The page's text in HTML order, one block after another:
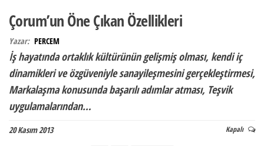
Çorum’un Öne Çıkan Özellikleri
Yazar: PERCEM
İş hayatında ortaklık kültürünün gelişmiş olması, kendi iç
dinamikleri ve özgüveniyle sanayileşmesini gerçekleştirmesi,
Markalaşma konusunda başarılı adımlar atması, Teşvik
uygulamalarından…
20 Kasım 2013 Kapalı